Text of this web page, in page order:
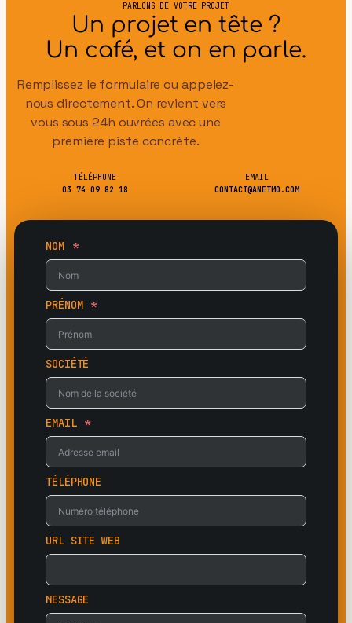
PARLONS DE VOTRE PROJET
Un projet en tête ?
Un café, et on en parle.
Remplissez le formulaire ou appelez-
nous directement. On revient vers
vous sous 24h ouvrées avec une
première piste concrète.
TÉLÉPHONE
03 74 09 82 18
EMAIL
CONTACT@ANETMO.COM
NOM
PRÉNOM
SOCIÉTÉ
EMAIL
TÉLÉPHONE
URL SITE WEB
MESSAGE